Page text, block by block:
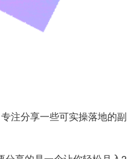
注分享一些可实操落地的副